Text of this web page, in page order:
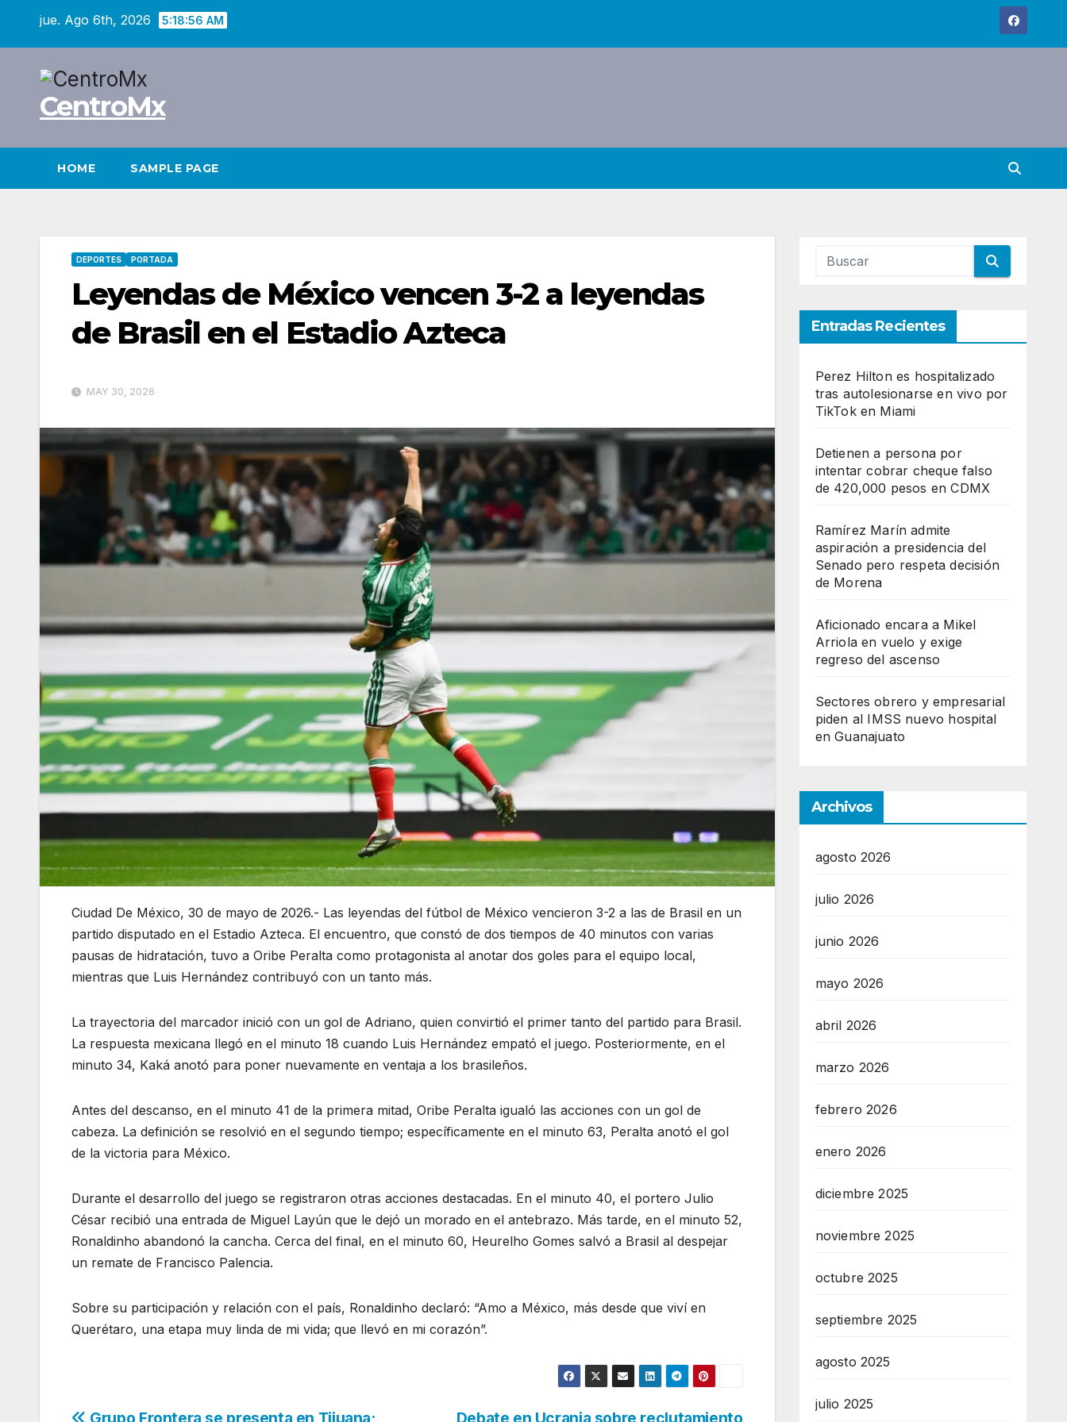
jue. Ago 6th, 2026 5:18:57 AM
CentroMx
HOME SAMPLE PAGE
DEPORTES PORTADA
Leyendas de México vencen 3-2 a leyendas
de Brasil en el Estadio Azteca
MAY 30, 2026
Ciudad De México, 30 de mayo de 2026.- Las leyendas del fútbol de México vencieron 3-2 a las de Brasil en un
partido disputado en el Estadio Azteca. El encuentro, que constó de dos tiempos de 40 minutos con varias
pausas de hidratación, tuvo a Oribe Peralta como protagonista al anotar dos goles para el equipo local,
mientras que Luis Hernández contribuyó con un tanto más.
La trayectoria del marcador inició con un gol de Adriano, quien convirtió el primer tanto del partido para Brasil.
La respuesta mexicana llegó en el minuto 18 cuando Luis Hernández empató el juego. Posteriormente, en el
minuto 34, Kaká anotó para poner nuevamente en ventaja a los brasileños.
Antes del descanso, en el minuto 41 de la primera mitad, Oribe Peralta igualó las acciones con un gol de
cabeza. La definición se resolvió en el segundo tiempo; específicamente en el minuto 63, Peralta anotó el gol
de la victoria para México.
Durante el desarrollo del juego se registraron otras acciones destacadas. En el minuto 40, el portero Julio
César recibió una entrada de Miguel Layún que le dejó un morado en el antebrazo. Más tarde, en el minuto 52,
Ronaldinho abandonó la cancha. Cerca del final, en el minuto 60, Heurelho Gomes salvó a Brasil al despejar
un remate de Francisco Palencia.
Sobre su participación y relación con el país, Ronaldinho declaró: “Amo a México, más desde que viví en
Querétaro, una etapa muy linda de mi vida; que llevó en mi corazón”.
Entradas Recientes
Perez Hilton es hospitalizado
tras autolesionarse en vivo por
TikTok en Miami
Detienen a persona por
intentar cobrar cheque falso
de 420,000 pesos en CDMX
Ramírez Marín admite
aspiración a presidencia del
Senado pero respeta decisión
de Morena
Aficionado encara a Mikel
Arriola en vuelo y exige
regreso del ascenso
Sectores obrero y empresarial
piden al IMSS nuevo hospital
en Guanajuato
Archivos
agosto 2026
julio 2026
junio 2026
mayo 2026
abril 2026
marzo 2026
febrero 2026
enero 2026
diciembre 2025
noviembre 2025
octubre 2025
septiembre 2025
agosto 2025
julio 2025